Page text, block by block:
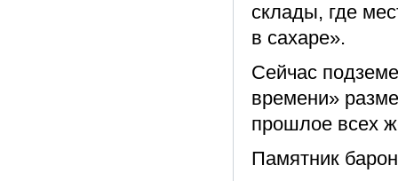
склады, где
в сахаре».
Сейчас
времени»
прошлое всех
Памятник